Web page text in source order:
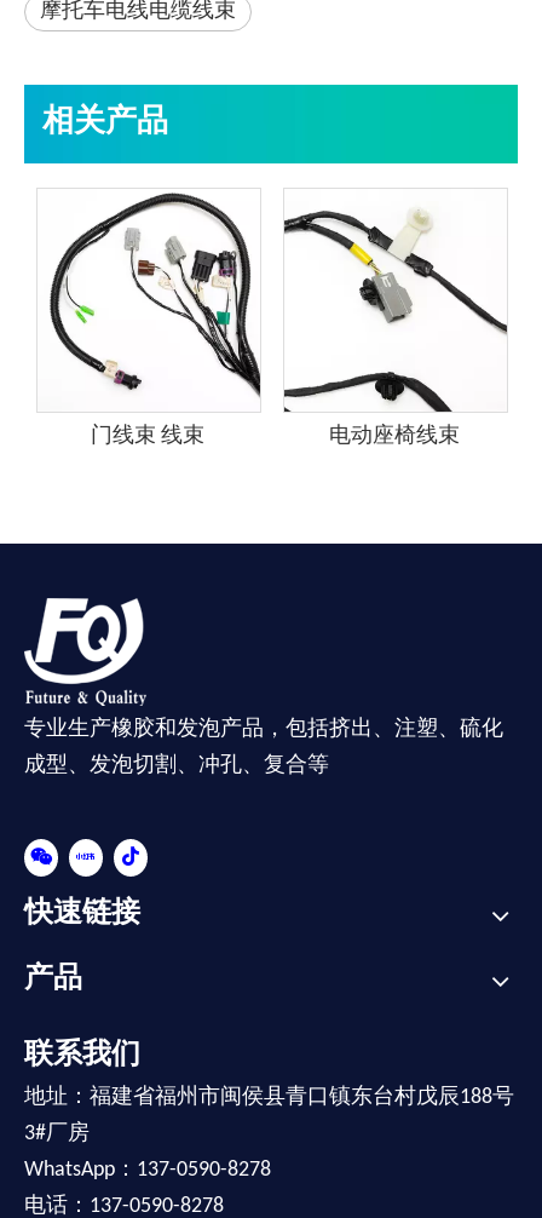
摩托车电线电缆线束
相关产品
门线束 线束 电动座椅线束
专业生产橡胶和发泡产品，包括挤出、注塑、硫化
成型、发泡切割、冲孔、复合等
快速链接
产品
联系我们
地址：福建省福州市闽侯县青口镇东台村戊辰188号
3#厂房
WhatsApp：137-0590-8278
电话：137-0590-8278